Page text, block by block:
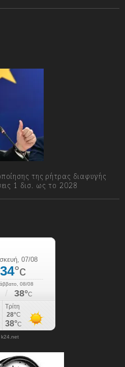
της ρήτρας διαφυγής
1 δισ. ως το 2028
k24.net